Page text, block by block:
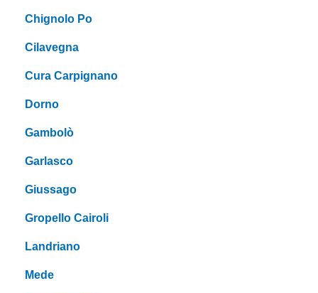
Chignolo Po
Cilavegna
Cura Carpignano
Dorno
Gambolò
Garlasco
Giussago
Gropello Cairoli
Landriano
Mede